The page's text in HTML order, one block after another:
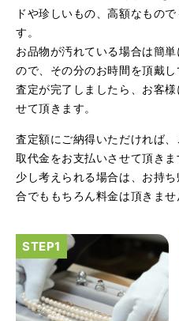
（大阪府大阪市）とてもプロ
なって頂いてありがとうござ
さがなく、とても入ってゆっ
高いお店です。また鑑定士さ
ドや珍しいもの、高額なもの
す。
お品物が汚れている場合は簡
ので、その分のお時間を頂戴し
査定が完了しましたら、お客
せて頂きます。
査定額にご納得いただければ
取代金をお支払いさせて頂きま
少し考えられる場合は、お持
合でももちろん料金は頂きませ